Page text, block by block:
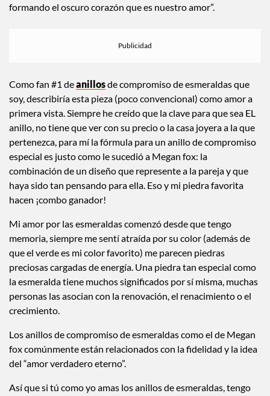
formando el oscuro corazón que es nuestro amor”.
Como fan #1 deanillosde compromiso de esmeraldas que
soy, describiría esta pieza (poco convencional) como amor a
primera vista. Siempre he creído que la clave para que sea EL
anillo, no tiene que ver con su precio o la casa joyera a la que
pertenezca, para mí la fórmula para un anillo de compromiso
especial es justo como le sucedió a Megan fox: la
combinación de un diseño que represente a la pareja y que
haya sido tan pensando para ella. Eso y mi piedra favorita
hacen ¡combo ganador!
Mi amor por las esmeraldas comenzó desde que tengo
memoria, siempre me sentí atraída por su color (además de
que el verde es mi color favorito) me parecen piedras
preciosas cargadas de energía. Una piedra tan especial como
la esmeralda tiene muchos significados por sí misma, muchas
personas las asocian con la renovación, el renacimiento o el
crecimiento.
Los anillos de compromiso de esmeraldas como el de Megan
fox comúnmente están relacionados con la fidelidad y la idea
del “amor verdadero eterno”.
Así que si tú como yo amas los anillos de esmeraldas, tengo